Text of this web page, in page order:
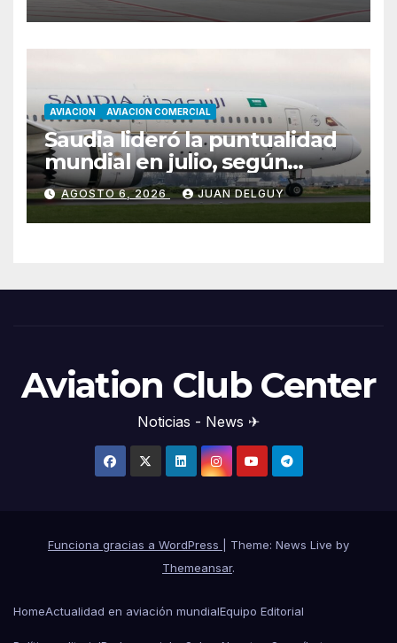
AVIACION AVIACION COMERCIAL
Saudia lideró la puntualidad
mundial en julio, según
Cirium
AGOSTO 6, 2026 JUAN DELGUY
Aviation Club Center
Noticias - News ✈
Funciona gracias a WordPress
Theme: News Live by
Themeansar.
HomeActualidad en aviación mundialEquipo Editorial